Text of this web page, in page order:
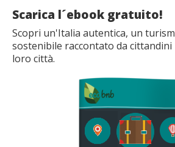
Scarica l´ebook gratuito!
Scopri un'Italia autentica, un
sostenibile raccontato da
loro città.